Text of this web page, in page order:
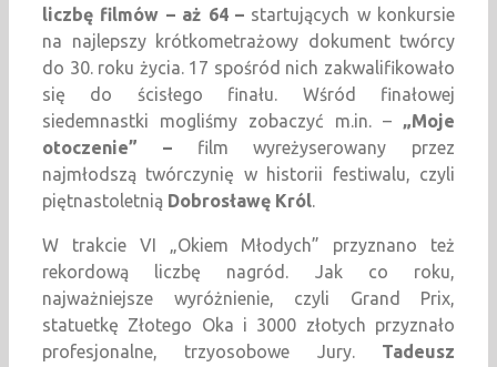
liczbę filmów – aż 64 –startujących w konkursie
na najlepszy krótkometrażowy dokument twórcy
do 30. roku życia. 17 spośród nich zakwalifikowało
się do ścisłego finału. Wśród finałowej
siedemnastki mogliśmy zobaczyć m.in. – „Moje
otoczenie” – film wyreżyserowany przez
najmłodszą twórczynię w historii festiwalu, czyli
piętnastoletnią Dobrosławę Król.
W trakcie VI „Okiem Młodych” przyznano też
rekordową liczbę nagród. Jak co roku,
najważniejsze wyróżnienie, czyli Grand Prix,
statuetkę Złotego Oka i 3000 złotych przyznało
profesjonalne, trzyosobowe Jury. Tadeusz